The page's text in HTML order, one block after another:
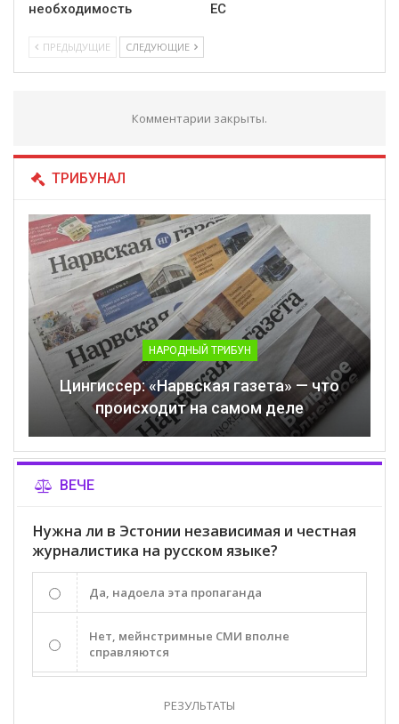
необходимость
ЕС
ПРЕДЫДУЩИЕ СЛЕДУЮЩИЕ
Комментарии закрыты.
ТРИБУНАЛ
НАРОДНЫЙ ТРИБУН
Цингиссер: «Нарвская газета» — что
происходит на самом деле
ВЕЧЕ
Нужна ли в Эстонии независимая и честная
журналистика на русском языке?
Да, надоела эта пропаганда
Нет, мейнстримные СМИ вполне
справляются
РЕЗУЛЬТАТЫ